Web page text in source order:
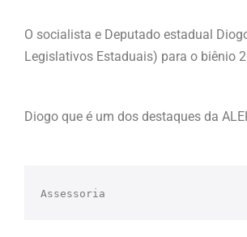
O socialista e Deputado estadual
Legislativos Estaduais) para o biênio
Diogo que é um dos destaques da
Assessoria